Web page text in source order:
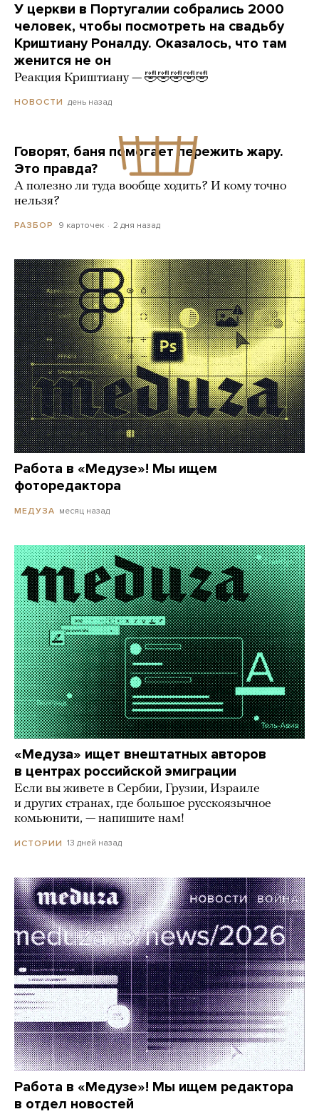
У церкви в Португалии собрались 2000
человек, чтобы посмотреть на свадьбу
Криштиану Роналду. Оказалось, что там
женится не он
Реакция Криштиану — 🤣🤣🤣🤣🤣
НОВОСТИ день назад
Говорят, баня помогает пережить жару.
Это правда?
А полезно ли туда вообще ходить? И кому точно
нельзя?
РАЗБОР 9 карточек 2 дня назад
Работа в «Медузе»! Мы ищем
фоторедактора
МЕДУЗА месяц назад
«Медуза» ищет внештатных авторов
в центрах российской эмиграции
Если вы живете в Сербии, Грузии, Израиле
и других странах, где большое русскоязычное
комьюнити, — напишите нам!
ИСТОРИИ 13 дней назад
Работа в «Медузе»! Мы ищем редактора
в отдел новостей